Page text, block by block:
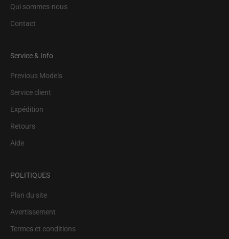
Qui sommes-nous
Contact
Service & Info
Previous Models
Service client
Expédition
Retours
Aide
POLITIQUES
Plan du site
Avertissement
Termes et conditions